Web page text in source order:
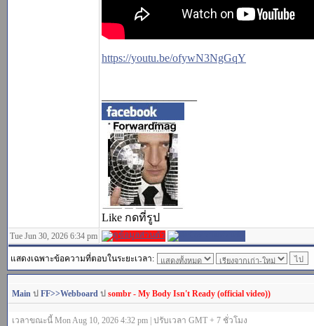
https://youtu.be/ofywN3NgGqY
Like กดที่รูป
Tue Jun 30, 2026 6:34 pm
แสดงเฉพาะข้อความที่ตอบในระยะเวลา:
Main ป FF>>Webboard ป sombr - My Body Isn't Ready (official video))
เวลาขณะนี้ Mon Aug 10, 2026 4:32 pm | ปรับเวลา GMT + 7 ชั่วโมง